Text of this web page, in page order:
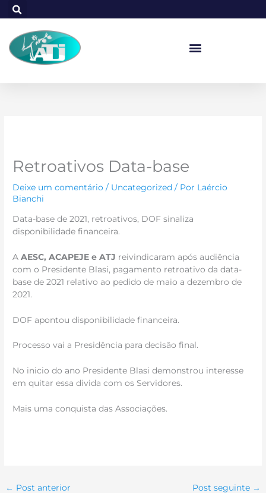
para
conteúdo
Retroativos Data-base
Deixe um comentário / Uncategorized / Por Laércio
Bianchi
Data-base de 2021, retroativos, DOF sinaliza
disponibilidade financeira.
AAESC, ACAPEJE e ATJ reivindicaram após audiência
com o Presidente Blasi, pagamento retroativo da data-
base de 2021 relativo ao pedido de maio a dezembro de
2021.
DOF apontou disponibilidade financeira.
Processo vai a Presidência para decisão final.
No inicio do ano Presidente Blasi demonstrou interesse
em quitar essa divida com os Servidores.
Mais uma conquista das Associações.
← Post anterior Post seguinte →